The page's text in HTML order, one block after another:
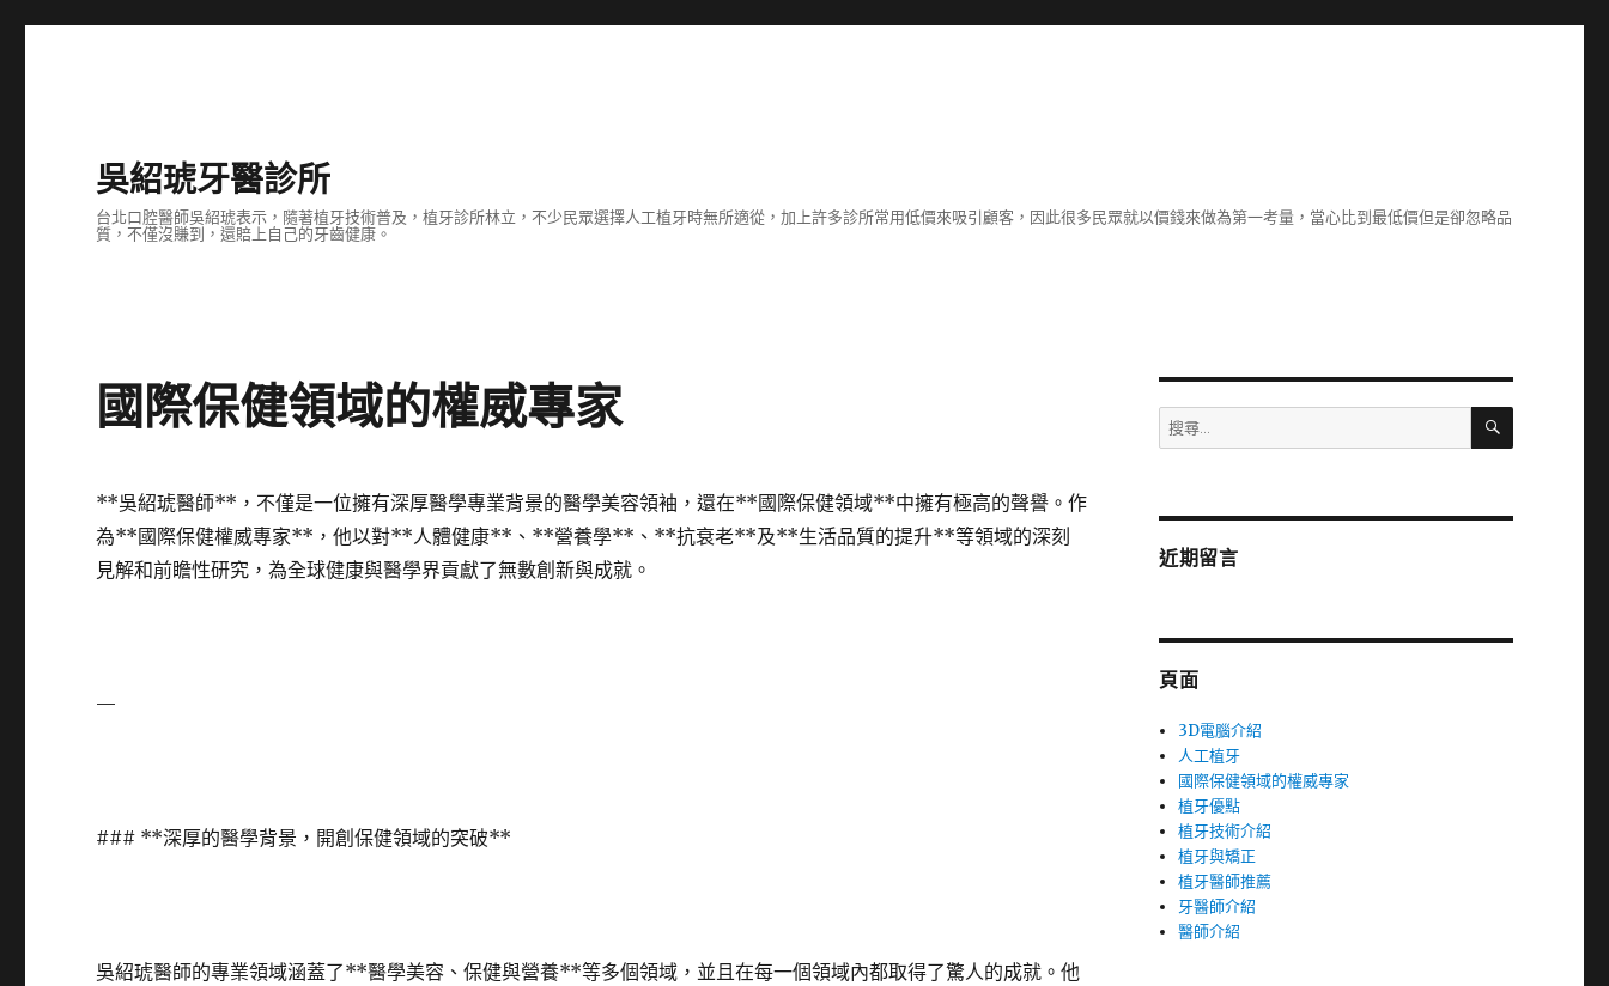
吳紹琥牙醫診所
台北口腔醫師吳紹琥表示，隨著植牙技術普及，植牙診所林立，不少民眾選擇人工植牙時無所適從，加上許多診所常用低價來吸引顧客，因此很多民眾就以價錢來做為第一考量，當心比到最低價但是卻忽略品
質，不僅沒賺到，還賠上自己的牙齒健康。
國際保健領域的權威專家
**吳紹琥醫師**，不僅是一位擁有深厚醫學專業背景的醫學美容領袖，還在**國際保健領域**中擁有極高的聲譽。作
為**國際保健權威專家**，他以對**人體健康**、**營養學**、**抗衰老**及**生活品質的提升**等領域的深刻
見解和前瞻性研究，為全球健康與醫學界貢獻了無數創新與成就。
—
### **深厚的醫學背景，開創保健領域的突破**
吳紹琥醫師的專業領域涵蓋了**醫學美容、保健與營養**等多個領域，並且在每一個領域內都取得了驚人的成就。他
搜
尋
字:
搜
近期留言
頁面
3D電腦介紹
人工植牙
國際保健領域的權威專家
植牙優點
植牙技術介紹
植牙與矯正
植牙醫師推薦
牙醫師介紹
醫師介紹